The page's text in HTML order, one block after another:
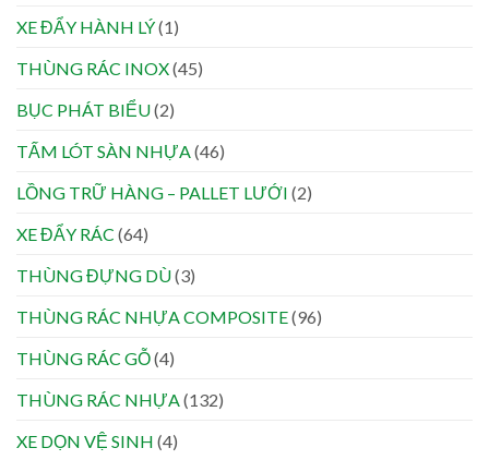
XE ĐẨY HÀNH LÝ(1)
THÙNG RÁC INOX(45)
BỤC PHÁT BIỂU(2)
TẤM LÓT SÀN NHỰA (46)
LỒNG TRỮ HÀNG – PALLET LƯỚI (2)
XE ĐẨY RÁC (64)
THÙNG ĐỰNG DÙ(3)
THÙNG RÁC NHỰA COMPOSITE(96)
THÙNG RÁC GỖ(4)
THÙNG RÁC NHỰA (132)
XE DỌN VỆ SINH (4)